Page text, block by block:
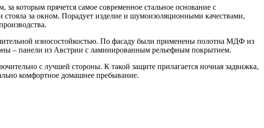
которым прячется самое современное стальное основание с
за окном. Порадует изделие и шумоизоляционными качествами,
износостойкостью. По фасаду были применены полотна МДФ из
– панели из Австрии с ламинированным рельефным покрытием.
с лучшей стороны. К такой защите прилагается ночная задвижка,
комфортное домашнее пребывание.